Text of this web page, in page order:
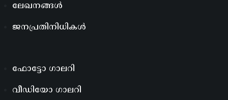
ലേഖനങ്ങൾ
ജനപ്രതിനിധികൾ
ഫോട്ടോ ഗാലറി
വീഡിയോ ഗാലറി